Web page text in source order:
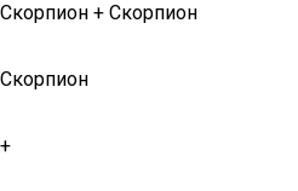
Скорпион + Скорпион
Скорпион
+